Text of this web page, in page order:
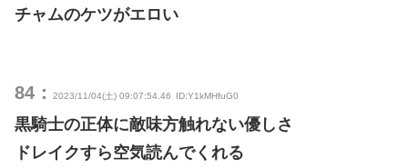
チャムのケツがエロい
84： 2023/11/04(土) 09:07:54.46 ID:Y1kMHfuG0
黒騎士の正体に敵味方触れない優しさ
ドレイクすら空気読んでくれる